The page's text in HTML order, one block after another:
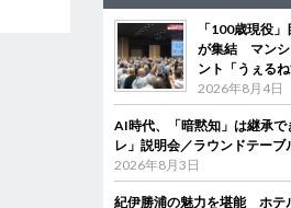
「100歳現役
が集結 マンシ
ント「うぇるね
2026年8月4日
AI時代、「暗黙知」は継承
レ」説明会／ラウンドテーブ
2026年8月3日
紀伊勝浦の魅力を堪能 ホテ